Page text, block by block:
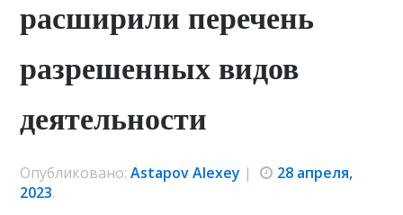
расширили перечень
разрешенных видов
деятельности
Опубликовано:Astapov Alexey |
28 апреля,
2023.